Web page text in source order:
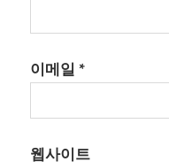
이메일 *
웹사이트